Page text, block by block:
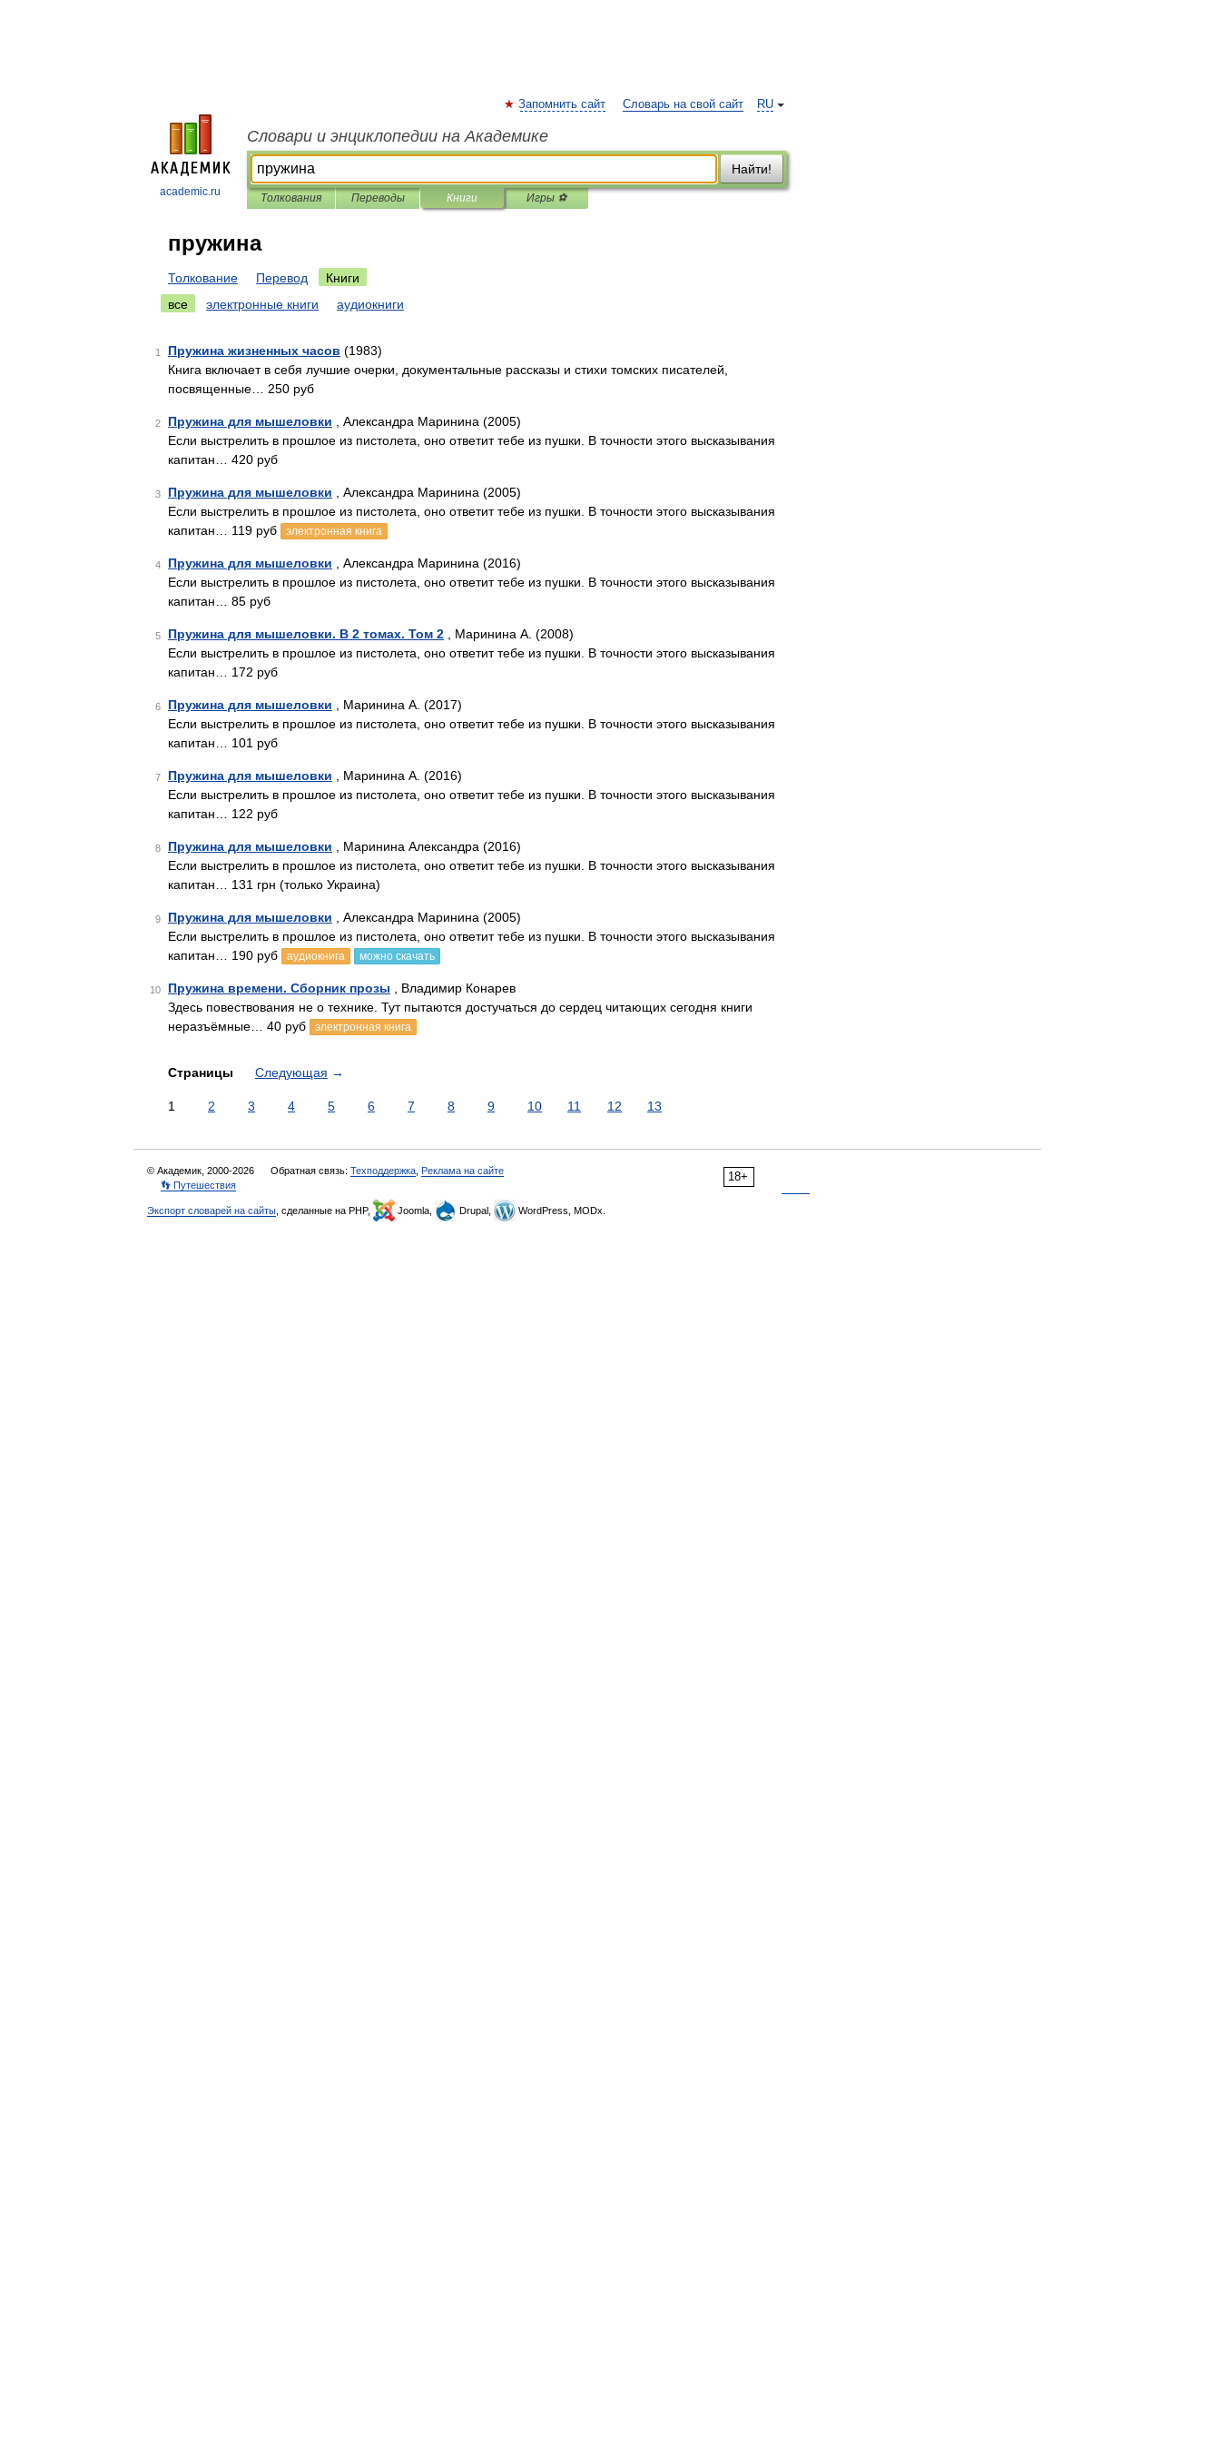
academic.ru
RU
Запомнить сайт Словарь на свой сайт
Словари и энциклопедии на Академике
Найти!
Толкования Переводы Книги Игры ⚽
пружина
Толкование Перевод
Книги
все
электронные книги аудиокниги
1 Пружина жизненных часов (1983)
Книга включает в себя лучшие очерки, документальные рассказы и стихи томских писателей,
посвященные… 250 руб
2 Пружина для мышеловки , Александра Маринина (2005)
Если выстрелить в прошлое из пистолета, оно ответит тебе из пушки. В точности этого высказывания
капитан… 420 руб
3 Пружина для мышеловки , Александра Маринина (2005)
Если выстрелить в прошлое из пистолета, оно ответит тебе из пушки. В точности этого высказывания
капитан… 119 руб
электронная книга
4 Пружина для мышеловки , Александра Маринина (2016)
Если выстрелить в прошлое из пистолета, оно ответит тебе из пушки. В точности этого высказывания
капитан… 85 руб
5 Пружина для мышеловки. В 2 томах. Том 2 , Маринина А. (2008)
Если выстрелить в прошлое из пистолета, оно ответит тебе из пушки. В точности этого высказывания
капитан… 172 руб
6 Пружина для мышеловки , Маринина А. (2017)
Если выстрелить в прошлое из пистолета, оно ответит тебе из пушки. В точности этого высказывания
капитан… 101 руб
7 Пружина для мышеловки , Маринина А. (2016)
Если выстрелить в прошлое из пистолета, оно ответит тебе из пушки. В точности этого высказывания
капитан… 122 руб
8 Пружина для мышеловки , Маринина Александра (2016)
Если выстрелить в прошлое из пистолета, оно ответит тебе из пушки. В точности этого высказывания
капитан… 131 грн (только Украина)
9 Пружина для мышеловки , Александра Маринина (2005)
Если выстрелить в прошлое из пистолета, оно ответит тебе из пушки. В точности этого высказывания
капитан… 190 руб
аудиокнига можно скачать
10 Пружина времени. Сборник прозы , Владимир Конарев
Здесь повествования не о технике. Тут пытаются достучаться до сердец читающих сегодня книги
неразъёмные… 40 руб
электронная книга
Страницы Следующая →
1 2 3 4 5 6 7 8 9 10 11 12 13
18+
© Академик, 2000-2026 Обратная связь: Техподдержка Реклама на сайте
👣 Путешествия
Экспорт словарей на сайты , сделанные на PHP, Joomla, Drupal, WordPress, MODx.